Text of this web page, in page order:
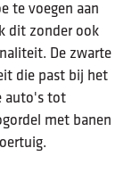
te voegen aan
dit zonder ook
De zwarte
die past bij het
auto's tot
met banen